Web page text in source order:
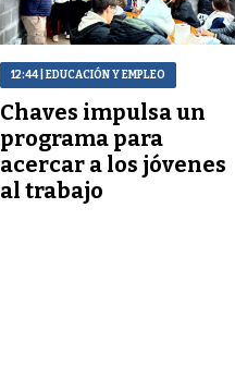
12:44| EDUCACIÓN Y EMPLEO
Chaves impulsa un
programa para
acercar a los jóvenes
al trabajo